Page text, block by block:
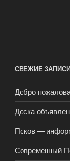
СВЕЖИЕ ЗАПИСИ
Добро
Доска
Псков —
Современный